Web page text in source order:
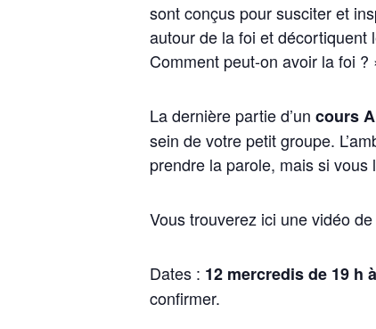
sont conçus pour susciter et
autour de la foi et décortiquent
Comment peut-on avoir la foi
La dernière partie d’un cours
sein de votre petit groupe.
prendre la parole, mais si
Vous trouverez ici une vidéo
Dates : 12 mercredis de 19 h
confirmer.